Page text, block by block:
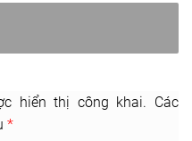
hiển thị công khai.
Các
*